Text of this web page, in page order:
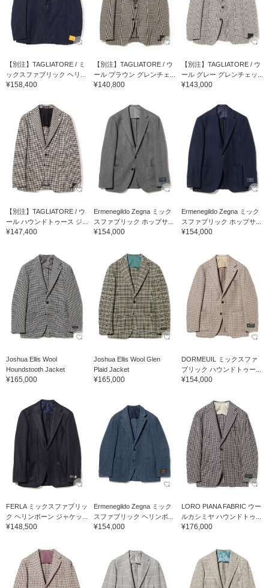
【別注】TAGLIATORE / ミ
ックスファブリック ヘリ...
¥158,400
【別注】TAGLIATORE / ウ
ール ブラウン グレンチェ...
¥140,800
【別注】TAGLIATORE / ウ
ール グレー グレンチェッ...
¥143,000
【別注】TAGLIATORE / ウ
ール ハウンドトゥース ジ...
¥147,400
Ermenegildo Zegna ミック
スファブリック ホップサ...
¥154,000
Ermenegildo Zegna ミック
スファブリック ホップサ...
¥154,000
Joshua Ellis Wool
Houndstooth Jacket
¥165,000
Joshua Ellis Wool Glen
Plaid Jacket
¥165,000
DORMEUIL ミックスファ
ブリック ハウンドトゥー...
¥154,000
FERLA ミックスファブリッ
ク ヘリンボーン ジャケッ...
¥148,500
Ermenegildo Zegna ミック
スファブリック ヘリンボ...
¥154,000
LORO PIANA FABRIC ウー
ルカシミヤ ハウンドトゥ...
¥176,000